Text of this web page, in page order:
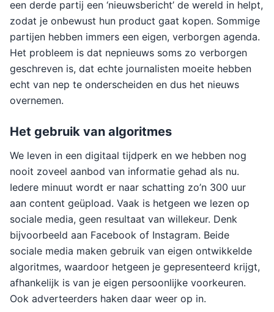
een derde partij een ‘nieuwsbericht’ de wereld in helpt,
zodat je onbewust hun product gaat kopen. Sommige
partijen hebben immers een eigen, verborgen agenda.
Het probleem is dat nepnieuws soms zo verborgen
geschreven is, dat echte journalisten moeite hebben
echt van nep te onderscheiden en dus het nieuws
overnemen.
Het gebruik van algoritmes
We leven in een digitaal tijdperk en we hebben nog
nooit zoveel aanbod van informatie gehad als nu.
Iedere minuut wordt er naar schatting zo’n 300 uur
aan content geüpload. Vaak is hetgeen we lezen op
sociale media, geen resultaat van willekeur. Denk
bijvoorbeeld aan Facebook of Instagram. Beide
sociale media maken gebruik van eigen ontwikkelde
algoritmes, waardoor hetgeen je gepresenteerd krijgt,
afhankelijk is van je eigen persoonlijke voorkeuren.
Ook adverteerders haken daar weer op in.